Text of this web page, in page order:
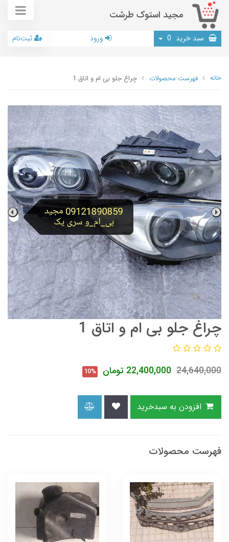
مجید استوک طرشت
سبد خرید 0 ورود ثبت‌نام
خانه فهرست محصولات چراغ جلو بی ام و اتاق 1
چراغ جلو بی ام و اتاق 1
24,640,000
22,400,000 تومان 10%
فهرست محصولات